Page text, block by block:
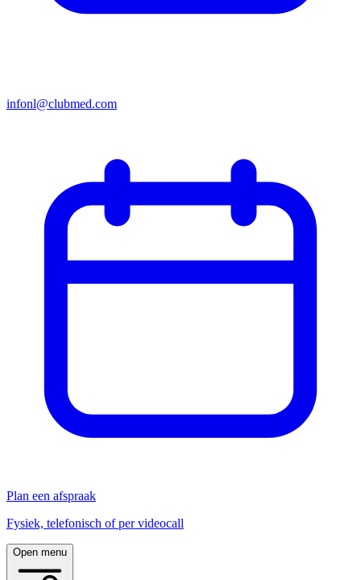
infonl@clubmed.com
Plan een afspraak
Fysiek, telefonisch of per videocall
Open menu